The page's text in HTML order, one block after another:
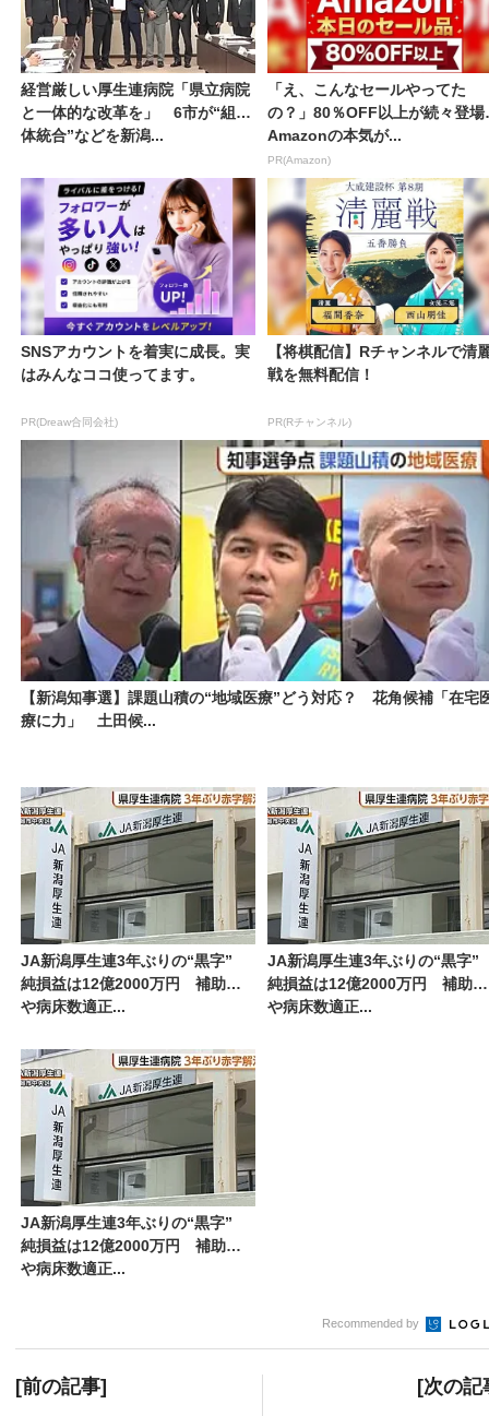
経営厳しい厚生連病院「県立病院
と一体的な改革を」 6市が“組織
体統合”などを新潟...
「え、こんなセールやってた
の？」80％OFF以上が続々登場
Amazonの本気が...
PR(Amazon)
SNSアカウントを着実に成長。実
はみんなココ使ってます。
PR(Dreaw合同会社)
【将棋配信】Rチャンネルで清
戦を無料配信！
PR(Rチャンネル)
【新潟知事選】課題山積の“地域医療”どう対応？ 花角候補「在宅
療に力」 土田候...
JA新潟厚生連3年ぶりの“黒字”
純損益は12億2000万円 補助金
や病床数適正...
JA新潟厚生連3年ぶりの“黒字
純損益は12億2000万円 補助金
や病床数適正...
JA新潟厚生連3年ぶりの“黒字”
純損益は12億2000万円 補助金
や病床数適正...
Recommended by
[前の記事] [次の記